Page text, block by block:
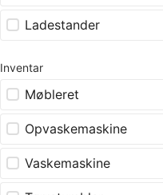
Ladestander
Inventar
Møbleret
Opvaskemaskine
Vaskemaskine